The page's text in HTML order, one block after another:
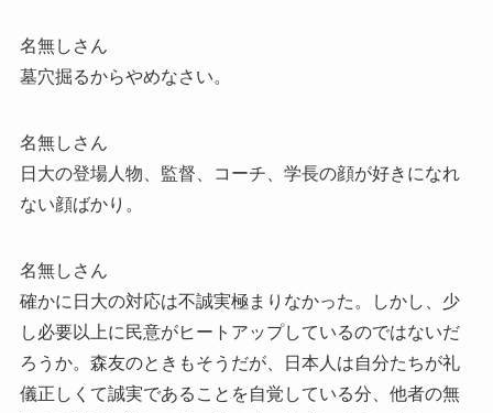
名無しさん
墓穴掘るからやめなさい。
名無しさん
日大の登場人物、監督、コーチ、学長の顔が好きになれ
ない顔ばかり。
名無しさん
確かに日大の対応は不誠実極まりなかった。しかし、少
し必要以上に民意がヒートアップしているのではないだ
ろうか。森友のときもそうだが、日本人は自分たちが礼
儀正しくて誠実であることを自覚している分、他者の無